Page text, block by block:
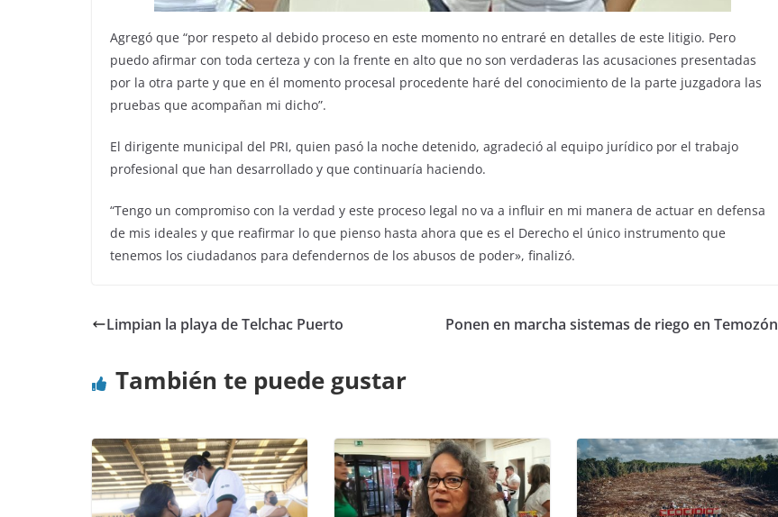
Agregó que “por respeto al debido proceso en este momento no entraré en detalles de este litigio. Pero
puedo afirmar con toda certeza y con la frente en alto que no son verdaderas las acusaciones presentadas
por la otra parte y que en él momento procesal procedente haré del conocimiento de la parte juzgadora las
pruebas que acompañan mi dicho”.
El dirigente municipal del PRI, quien pasó la noche detenido, agradeció al equipo jurídico por el trabajo
profesional que han desarrollado y que continuaría haciendo.
“Tengo un compromiso con la verdad y este proceso legal no va a influir en mi manera de actuar en defensa
de mis ideales y que reafirmar lo que pienso hasta ahora que es el Derecho el único instrumento que
tenemos los ciudadanos para defendernos de los abusos de poder», finalizó.
Limpian la playa de Telchac Puerto Ponen en marcha sistemas de riego en Temozón
También te puede gustar